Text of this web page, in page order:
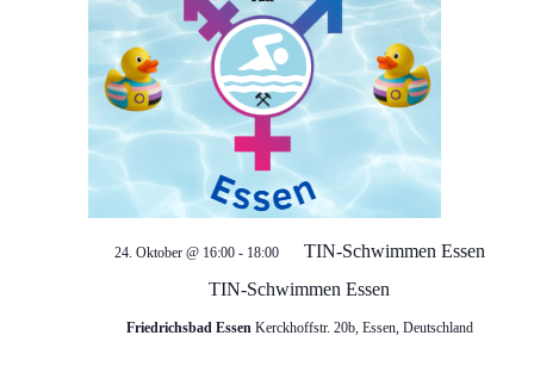
g
t
i
n
TIN-Schwimmen Essen
24. Oktober @ 16:00- 18:00 TIN-Schwimmen Essen
Friedrichsbad Essen Kerckhoffstr. 20b, Essen, Deutschland